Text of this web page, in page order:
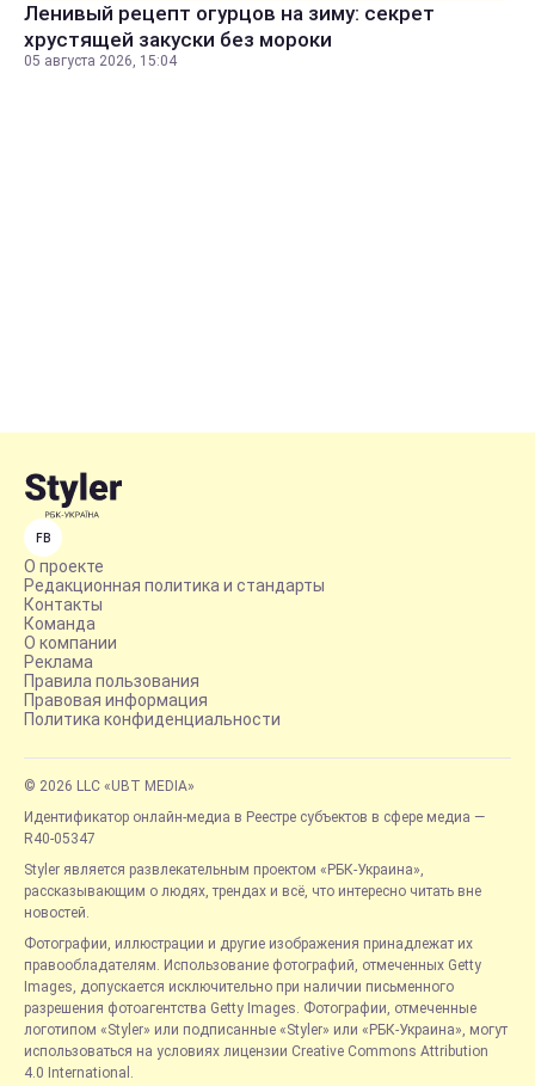
Ленивый рецепт огурцов на зиму: секрет
хрустящей закуски без мороки
05 августа 2026, 15:04
FB
О проекте
Редакционная политика и стандарты
Контакты
Команда
О компании
Реклама
Правила пользования
Правовая информация
Политика конфиденциальности
© 2026 LLC «UBT MEDIA»
Идентификатор онлайн-медиа в Реестре субъектов в сфере медиа —
R40-05347
Styler является развлекательным проектом «РБК-Украина»,
рассказывающим о людях, трендах и всё, что интересно читать вне
новостей.
Фотографии, иллюстрации и другие изображения принадлежат их
правообладателям. Использование фотографий, отмеченных Getty
Images, допускается исключительно при наличии письменного
разрешения фотоагентства Getty Images. Фотографии, отмеченные
логотипом «Styler» или подписанные «Styler» или «РБК-Украина», могут
использоваться на условиях лицензии Creative Commons Attribution
4.0 International.